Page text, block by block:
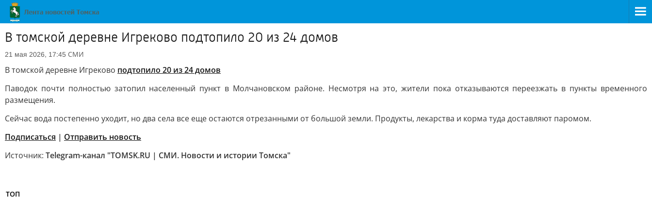
В томской деревне Игреково подтопило 20 из 24 домов
21 мая 2026, 17:45 СМИ
В томской деревне Игреково подтопило 20 из 24 домов
Паводок почти полностью затопил населенный пункт в Молчановском районе. Несмотря на это, жители пока отказываются переезжать в пункты временного
размещения.
Сейчас вода постепенно уходит, но два села все еще остаются отрезанными от большой земли. Продукты, лекарства и корма туда доставляют паромом.
Подписаться | Отправить новость
Источник: Telegram-канал "TOMSK.RU | СМИ. Новости и истории Томска"
ТОП